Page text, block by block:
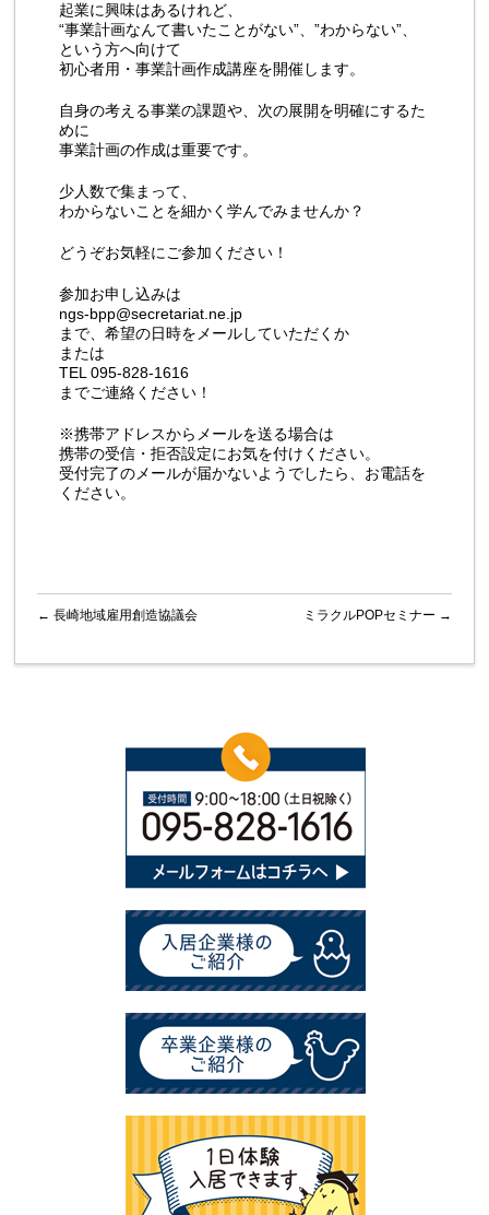
起業に興味はあるけれど、
“事業計画なんて書いたことがない”、”わからない”、
という方へ向けて
初心者用・事業計画作成講座を開催します。
自身の考える事業の課題や、次の展開を明確にするた
めに
事業計画の作成は重要です。
少人数で集まって、
わからないことを細かく学んでみませんか？
どうぞお気軽にご参加ください！
参加お申し込みは
ngs-bpp@secretariat.ne.jp
まで、希望の日時をメールしていただくか
または
TEL 095-828-1616
までご連絡ください！
※携帯アドレスからメールを送る場合は
携帯の受信・拒否設定にお気を付けください。
受付完了のメールが届かないようでしたら、お電話を
ください。
← 長崎地域雇用創造協議会 ミラクルPOPセミナー →